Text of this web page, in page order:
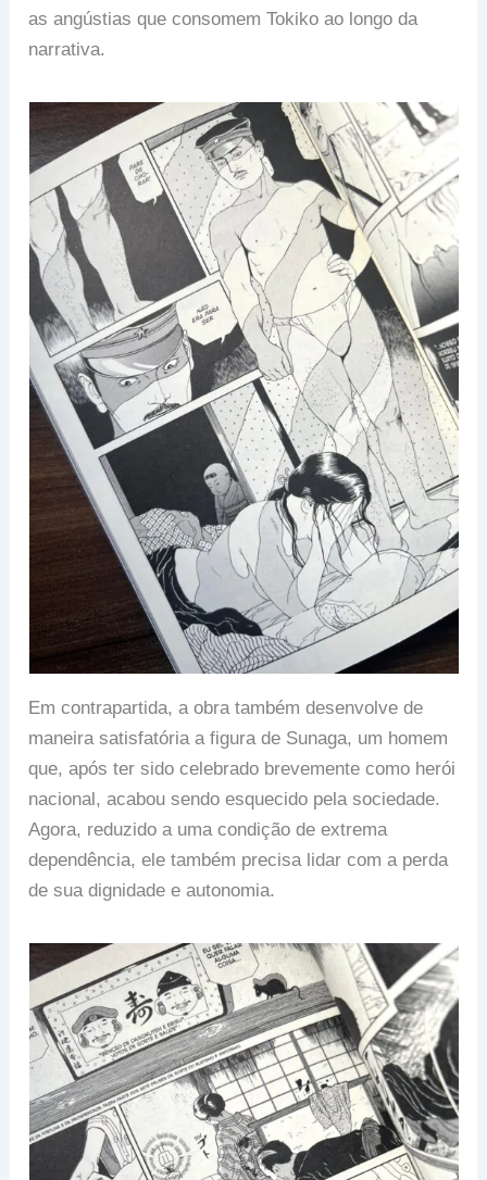
as angústias que consomem Tokiko ao longo da
narrativa.
Em contrapartida, a obra também desenvolve de
maneira satisfatória a figura de Sunaga, um homem
que, após ter sido celebrado brevemente como herói
nacional, acabou sendo esquecido pela sociedade.
Agora, reduzido a uma condição de extrema
dependência, ele também precisa lidar com a perda
de sua dignidade e autonomia.